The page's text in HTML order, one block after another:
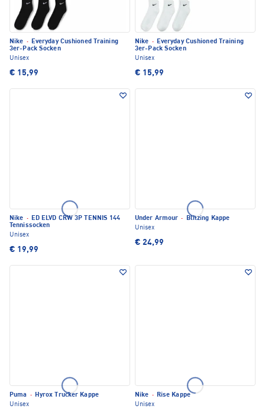
Nike · Everyday Cushioned Training
3er-Pack Socken
Unisex
€ 15,99
Nike · Everyday Cushioned Training
3er-Pack Socken
Unisex
€ 15,99
Nike · ED ELVD CRW 3P TENNIS 144
Tennissocken
Unisex
€ 19,99
Under Armour ·
Blitzing Kappe
Unisex
€ 24,99
Puma · Hyrox Trucker Kappe
Unisex
Nike · Rise Kappe
Unisex